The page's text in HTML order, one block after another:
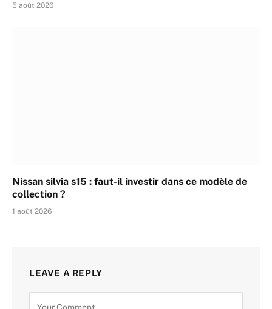
5 août 2026
Nissan silvia s15 : faut-il investir dans ce modèle de
collection ?
1 août 2026
LEAVE A REPLY